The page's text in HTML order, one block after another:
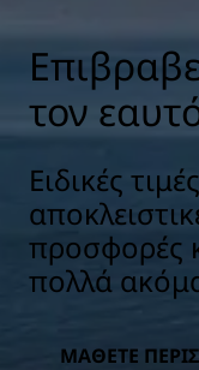
τον
Ειδικές
προσφορές
πολλά
ΜΆΘΕΤΕ